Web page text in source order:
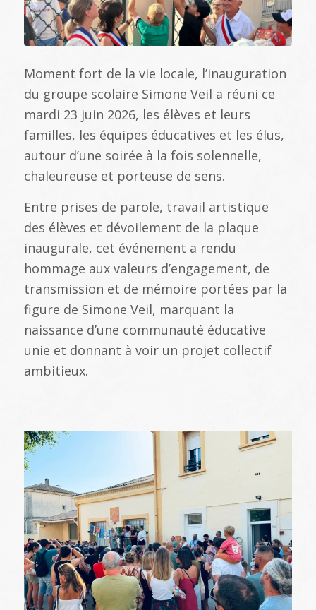
Moment fort de la vie locale, l’inauguration
du groupe scolaire Simone Veil a réuni ce
mardi 23 juin 2026, les élèves et leurs
familles, les équipes éducatives et les élus,
autour d’une soirée à la fois solennelle,
chaleureuse et porteuse de sens.
Entre prises de parole, travail artistique
des élèves et dévoilement de la plaque
inaugurale, cet événement a rendu
hommage aux valeurs d’engagement, de
transmission et de mémoire portées par la
figure de Simone Veil, marquant la
naissance d’une communauté éducative
unie et donnant à voir un projet collectif
ambitieux.